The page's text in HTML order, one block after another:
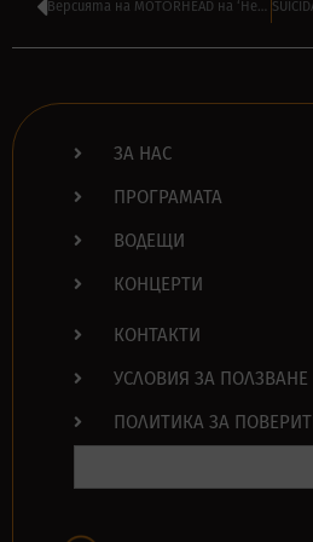
Версията на MOTÖRHEAD на ‘Heroes’ на БОУИ с над 50 милиона гледания
ЗА НАС
ПРОГРАМАТА
ВОДЕЩИ
КОНЦЕРТИ
КОНТАКТИ
УСЛОВИЯ ЗА ПОЛЗВАНЕ
ПОЛИТИКА ЗА
Search